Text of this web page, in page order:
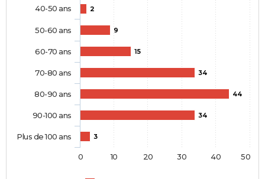
2
9
15
34
44
34
3
40-50 ans
50-60 ans
60-70 ans
70-80 ans
80-90 ans
90-100 ans
Plus de 100 ans
0 10 20 30 40 50